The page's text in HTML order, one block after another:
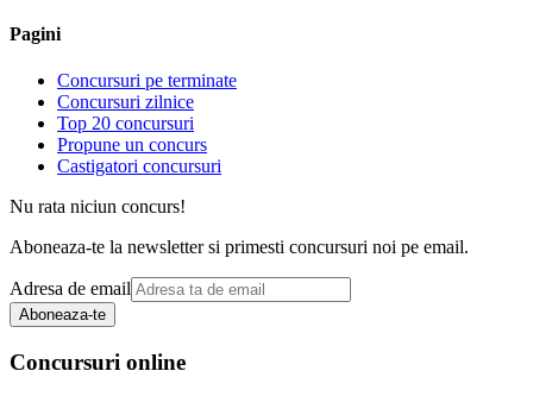
Pagini
Concursuri pe terminate
Concursuri zilnice
Top 20 concursuri
Propune un concurs
Castigatori concursuri
Nu rata niciun concurs!
Aboneaza-te la newsletter si primesti concursuri noi pe email.
Adresa de email
Aboneaza-te
Concursuri online